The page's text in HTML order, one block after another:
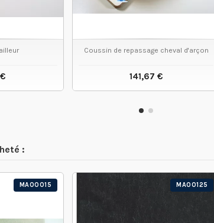
PRODUIT
Coussin de repassage cheval d'arçon
141,67 €
VOIR LE PRODUIT
:
MA00015 MA00125